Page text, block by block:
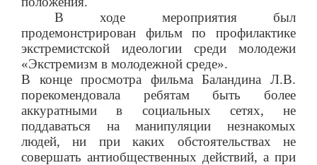
В ходе мероприятия был
продемонстрирован фильм по профилактике
экстремистской идеологии среди молодежи
«Экстремизм в молодежной среде».
В конце просмотра фильма Баландина Л.В.
порекомендовала ребятам быть более
аккуратными в социальных сетях, не
поддаваться на манипуляции незнакомых
людей, ни при каких обстоятельствах не
совершать антиобщественных действий, а при